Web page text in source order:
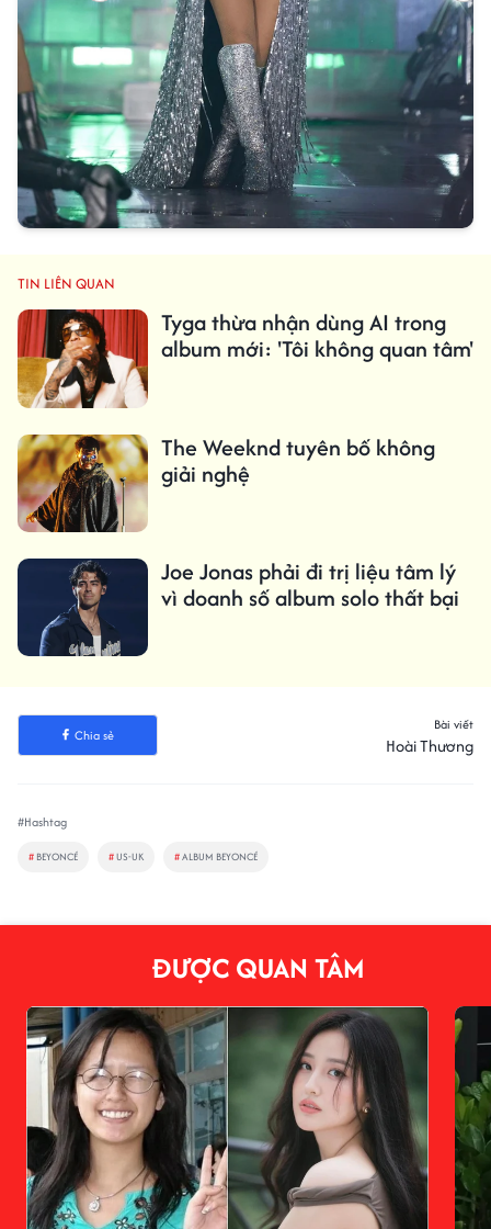
TIN LIÊN QUAN
Tyga thừa nhận dùng AI trong
album mới: 'Tôi không quan tâm'
The Weeknd tuyên bố không
giải nghệ
Joe Jonas phải đi trị liệu tâm lý
vì doanh số album solo thất bại
Chia sẻ
Bài viết
Hoài Thương
#Hashtag
# BEYONCÉ #US-UK #ALBUM BEYONCÉ
ĐƯỢC QUAN TÂM